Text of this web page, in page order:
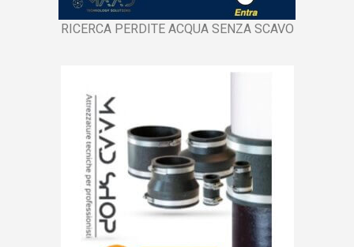
RICERCA PERDITE ACQUA SENZA SCAVO